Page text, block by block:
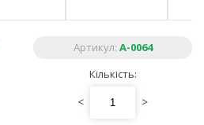
Артикул: A-0064
Кількість:
< >